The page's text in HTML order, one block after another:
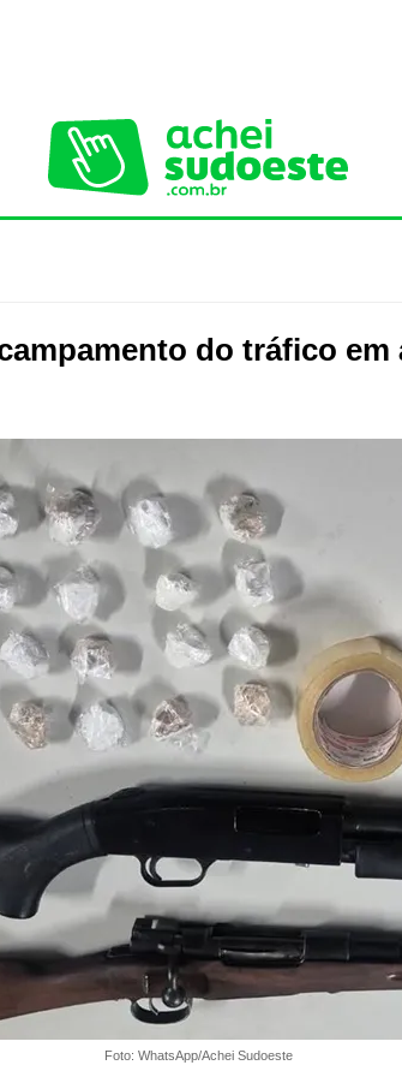
do tráfico em
Foto: WhatsApp/Achei Sudoeste